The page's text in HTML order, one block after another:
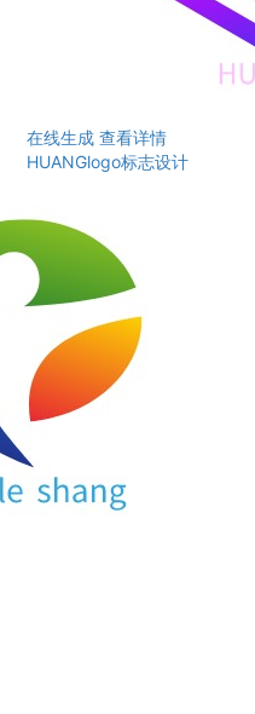
在线生成 查看详情
HUANGlogo标志设计